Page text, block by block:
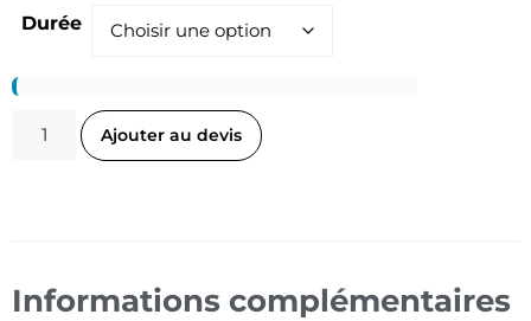
Durée
Ajouter au devis
Informations complémentaires